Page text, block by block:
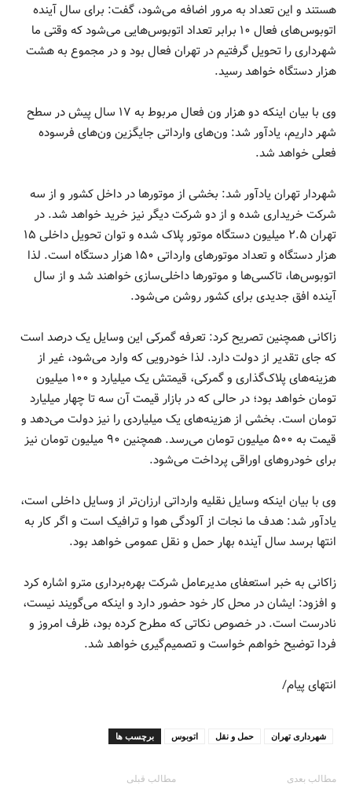
هستند و این تعداد به مرور اضافه می‌شود، گفت: برای سال آینده
اتوبوس‌های فعال ۱۰ برابر تعداد اتوبوس‌هایی می‌شود که وقتی ما
شهرداری را تحویل گرفتیم در تهران فعال بود و در مجموع به هشت
هزار دستگاه خواهد رسید.
وی با بیان اینکه دو هزار ون فعال مربوط به ۱۷ سال پیش در سطح
شهر داریم، یادآور شد: ون‌های وارداتی جایگزین ون‌های فرسوده
فعلی خواهد شد.
شهردار تهران یادآور شد: بخشی از موتورها در داخل کشور و از سه
شرکت خریداری شده و از دو شرکت دیگر نیز خرید خواهد شد. در
تهران ۲.۵ میلیون دستگاه موتور پلاک شده و توان تحویل داخلی ۱۵
هزار دستگاه و تعداد موتورهای وارداتی ۱۵۰ هزار دستگاه است. لذا
اتوبوس‌ها، تاکسی‌ها و موتورها داخلی‌سازی خواهند شد و از سال
آینده افق جدیدی برای کشور روشن می‌شود.
زاکانی همچنین تصریح کرد: تعرفه گمرکی این وسایل یک درصد است
که جای تقدیر از دولت دارد. لذا خودرویی که وارد می‌شود، غیر از
هزینه‌های پلاک‌گذاری و گمرکی، قیمتش یک میلیارد و ۱۰۰ میلیون
تومان خواهد بود؛ در حالی که در بازار قیمت آن سه تا چهار میلیارد
تومان است. بخشی از هزینه‌های یک میلیاردی را نیز دولت می‌دهد و
قیمت به ۵۰۰ میلیون تومان می‌رسد. همچنین ۹۰ میلیون تومان نیز
برای خودروهای اوراقی پرداخت می‌شود.
وی با بیان اینکه وسایل نقلیه وارداتی ارزان‌تر از وسایل داخلی است،
یادآور شد: هدف ما نجات از آلودگی هوا و ترافیک است و اگر کار به
انتها برسد سال آینده بهار حمل و نقل عمومی خواهد بود.
زاکانی به خبر استعفای مدیرعامل شرکت بهره‌برداری مترو اشاره کرد
و افزود: ایشان در محل کار خود حضور دارد و اینکه می‌گویند نیست،
نادرست است. در خصوص نکاتی که مطرح کرده بود، ظرف امروز و
فردا توضیح خواهم خواست و تصمیم‌گیری خواهد شد.
انتهای پیام/
برچسب ها اتوبوس حمل و نقل شهرداری تهران
مطالب قبلی مطالب بعدی